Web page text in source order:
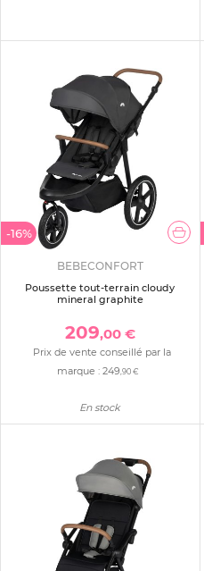
-16%
BEBECONFORT
Poussette tout-terrain cloudy
mineral graphite
209,00 €
Prix de vente conseillé par la
marque :249,90 €
En stock